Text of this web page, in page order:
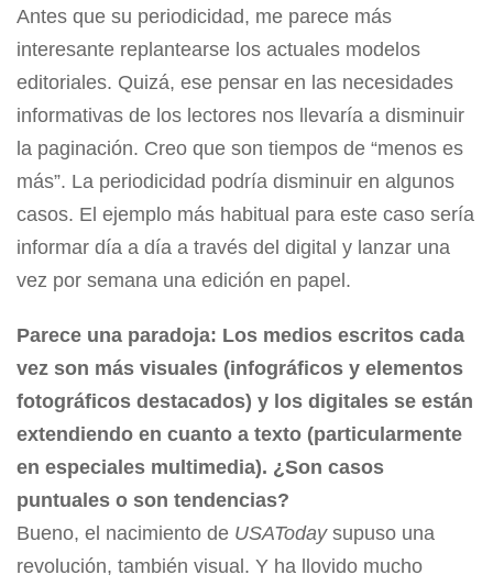
Antes que su periodicidad, me parece más
interesante replantearse los actuales modelos
editoriales. Quizá, ese pensar en las necesidades
informativas de los lectores nos llevaría a disminuir
la paginación. Creo que son tiempos de “menos es
más”. La periodicidad podría disminuir en algunos
casos. El ejemplo más habitual para este caso sería
informar día a día a través del digital y lanzar una
vez por semana una edición en papel.
Parece una paradoja: Los medios escritos cada
vez son más visuales (infográficos y elementos
fotográficos destacados) y los digitales se están
extendiendo en cuanto a texto (particularmente
en especiales multimedia). ¿Son casos
puntuales o son tendencias?
Bueno, el nacimiento de USATodaysupuso una
revolución, también visual. Y ha llovido mucho